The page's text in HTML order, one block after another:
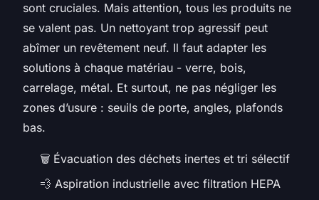
sont cruciales. Mais attention, tous les produits ne
se valent pas. Un nettoyant trop agressif peut
abîmer un revêtement neuf. Il faut adapter les
solutions à chaque matériau - verre, bois,
carrelage, métal. Et surtout, ne pas négliger les
zones d’usure : seuils de porte, angles, plafonds
bas.
🗑️ Évacuation des déchets inertes et tri sélectif
💨 Aspiration industrielle avec filtration HEPA